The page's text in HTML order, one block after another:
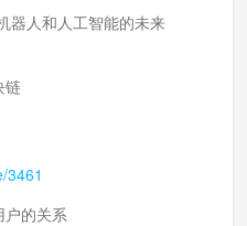
器人和人工智能的未来
链
3461
户的关系